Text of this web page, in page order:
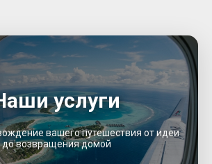
услуги
вашего путешествия от идеи
до возвращения домой